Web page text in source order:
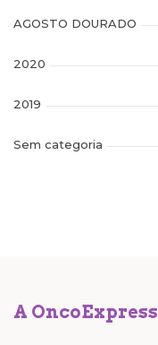
AGOSTO DOURADO
2020
2019
Sem categoria
A OncoExpress